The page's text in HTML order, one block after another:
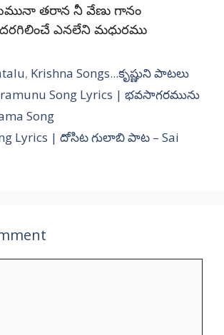
తరాన నీ వేణు గానం
ఎనలేని మధురము
, Krishna Songs...కృష్ణుని పాటలు
Song Lyrics | భవసాగరమును
Song
Lyrics | దోసిట గులాబి పాట – Sai